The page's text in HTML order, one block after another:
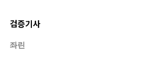
검증기사
좌린